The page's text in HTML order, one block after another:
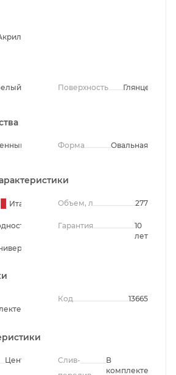
Поверхность Глянцевая
Форма Овальная
Италия Объем, л 277
Гарантия
10
лет
Код 13665
Центральное Слив-
В
комплекте